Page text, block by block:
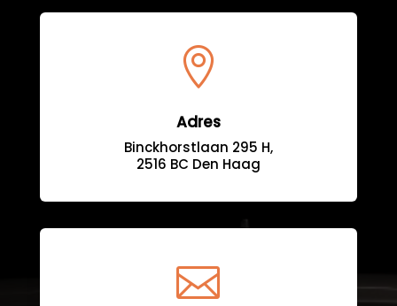

Adres
Binckhorstlaan 295 H,
2516 BC Den Haag
